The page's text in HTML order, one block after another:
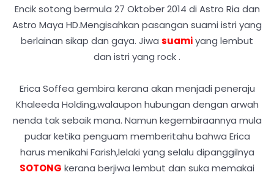
Encik sotong bermula 27 Oktober 2014 di Astro Ria dan
Astro Maya HD.Mengisahkan pasangan suami istri yang
berlainan sikap dan gaya. Jiwa suamiyang lembut
dan istri yang rock .
Erica Soffea gembira kerana akan menjadi peneraju
Khaleeda Holding,walaupon hubungan dengan arwah
nenda tak sebaik mana. Namun kegembiraannya mula
pudar ketika penguam memberitahu bahwa Erica
harus menikahi Farish,lelaki yang selalu dipanggilnya
SOTONG kerana berjiwa lembut dan suka memakai